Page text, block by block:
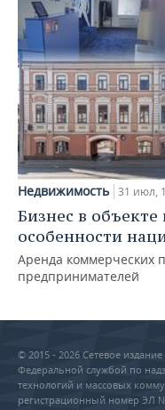
Недвижимость 31 июл,
Бизнес в объекте
особенности
Аренда коммерческих
предпринимателей
© 2015 - 2026 Сетевое
Федеральной службой по
технологий и массовых
регистрационный номер ЭЛ №